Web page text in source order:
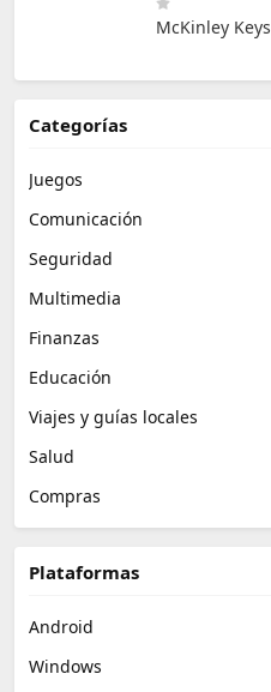
McKinley Keys
Categorías
Juegos
Comunicación
Seguridad
Multimedia
Finanzas
Educación
Viajes y guías locales
Salud
Compras
Plataformas
Android
Windows